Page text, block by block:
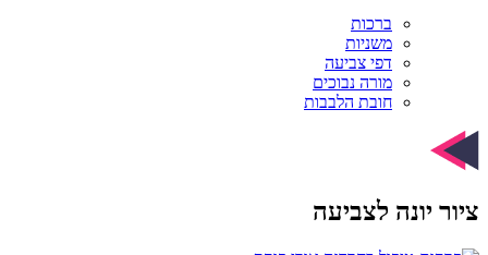
ברכות
משניות
דפי צביעה
מורה נבוכים
חובת הלבבות
ציור יונה לצביעה